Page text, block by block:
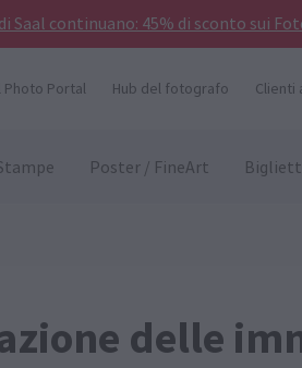
Saal continuano: 45% di sconto sui
Photo Portal Hub del fotografo Clienti
Poster / FineArt
delle